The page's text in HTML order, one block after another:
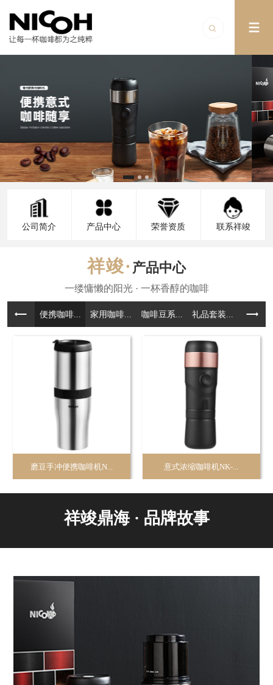
公司简介 产品中心 荣誉资质 联系祥竣
产品中心
便携咖啡... 家用咖啡... 咖啡豆系... 礼品套装... 咖啡周
磨豆手冲便携咖啡机N... 意式浓缩咖啡机NK-...
祥竣鼎海 · 品牌故事